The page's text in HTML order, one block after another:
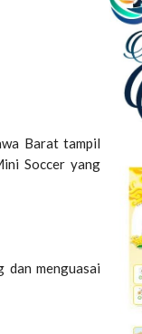
Barat tampil
Soccer yang
dan menguasai